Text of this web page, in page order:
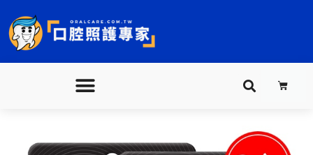
至
購
原 目